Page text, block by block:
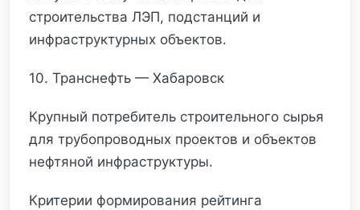
строительства ЛЭП, подстанций и
инфраструктурных объектов.
10. Транснефть — Хабаровск
Крупный потребитель строительного сырья
для трубопроводных проектов и объектов
нефтяной инфраструктуры.
Критерии формирования рейтинга